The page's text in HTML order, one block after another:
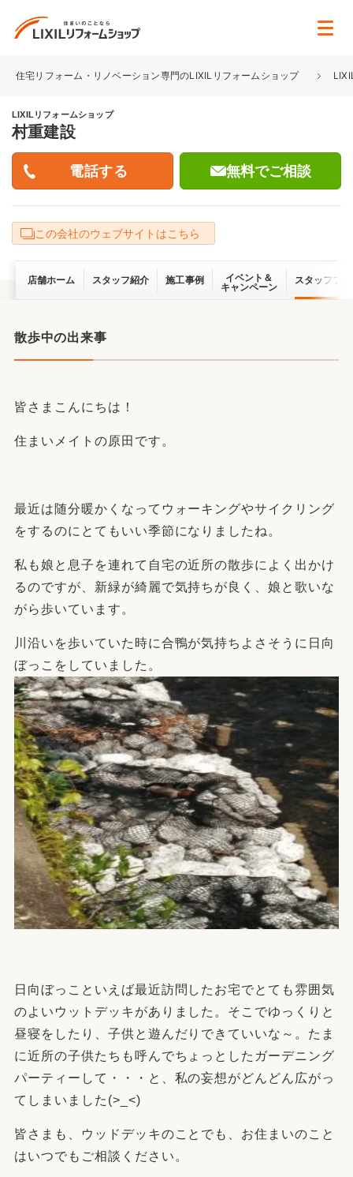
住宅リフォーム・リノベーション専門のLIXILリフォームショップ
LIXILリフォームショップ
村重建設
無料でご相談
この会社のウェブサイトはこちら
店舗ホーム スタッフ紹介 施工事例
イベント＆
キャンペーン
スタッフブ
散歩中の出来事
皆さまこんにちは！
住まいメイトの原田です。
最近は随分暖かくなってウォーキングやサイクリング
をするのにとてもいい季節になりましたね。
私も娘と息子を連れて自宅の近所の散歩によく出かけ
るのですが、新緑が綺麗で気持ちが良く、娘と歌いな
がら歩いています。
川沿いを歩いていた時に合鴨が気持ちよさそうに日向
ぼっこをしていました。
日向ぼっこといえば最近訪問したお宅でとても雰囲気
のよいウットデッキがありました。そこでゆっくりと
昼寝をしたり、子供と遊んだりできていいな～。たま
に近所の子供たちも呼んでちょっとしたガーデニング
パーティーして・・・と、私の妄想がどんどん広がっ
てしまいました(>_<)
皆さまも、ウッドデッキのことでも、お住まいのこと
はいつでもご相談ください。